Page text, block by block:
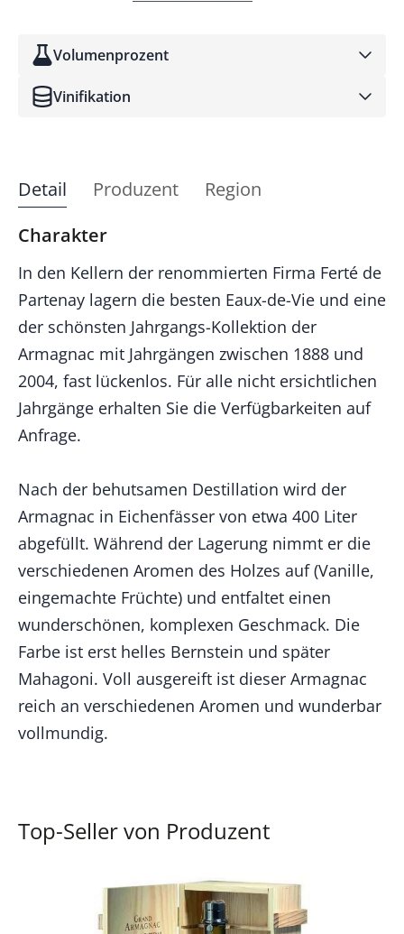
Volumenprozent
Vinifikation
Detail Produzent
Region
Charakter
In den Kellern der renommierten Firma Ferté de
Partenay lagern die besten Eaux-de-Vie und eine
der schönsten Jahrgangs-Kollektion der
Armagnac mit Jahrgängen zwischen 1888 und
2004, fast lückenlos. Für alle nicht ersichtlichen
Jahrgänge erhalten Sie die Verfügbarkeiten auf
Anfrage.
Nach der behutsamen Destillation wird der
Armagnac in Eichenfässer von etwa 400 Liter
abgefüllt. Während der Lagerung nimmt er die
verschiedenen Aromen des Holzes auf (Vanille,
eingemachte Früchte) und entfaltet einen
wunderschönen, komplexen Geschmack. Die
Farbe ist erst helles Bernstein und später
Mahagoni. Voll ausgereift ist dieser Armagnac
reich an verschiedenen Aromen und wunderbar
vollmundig.
Top-Seller von Produzent